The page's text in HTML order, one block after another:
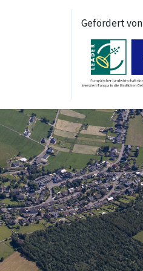
Gefördert von